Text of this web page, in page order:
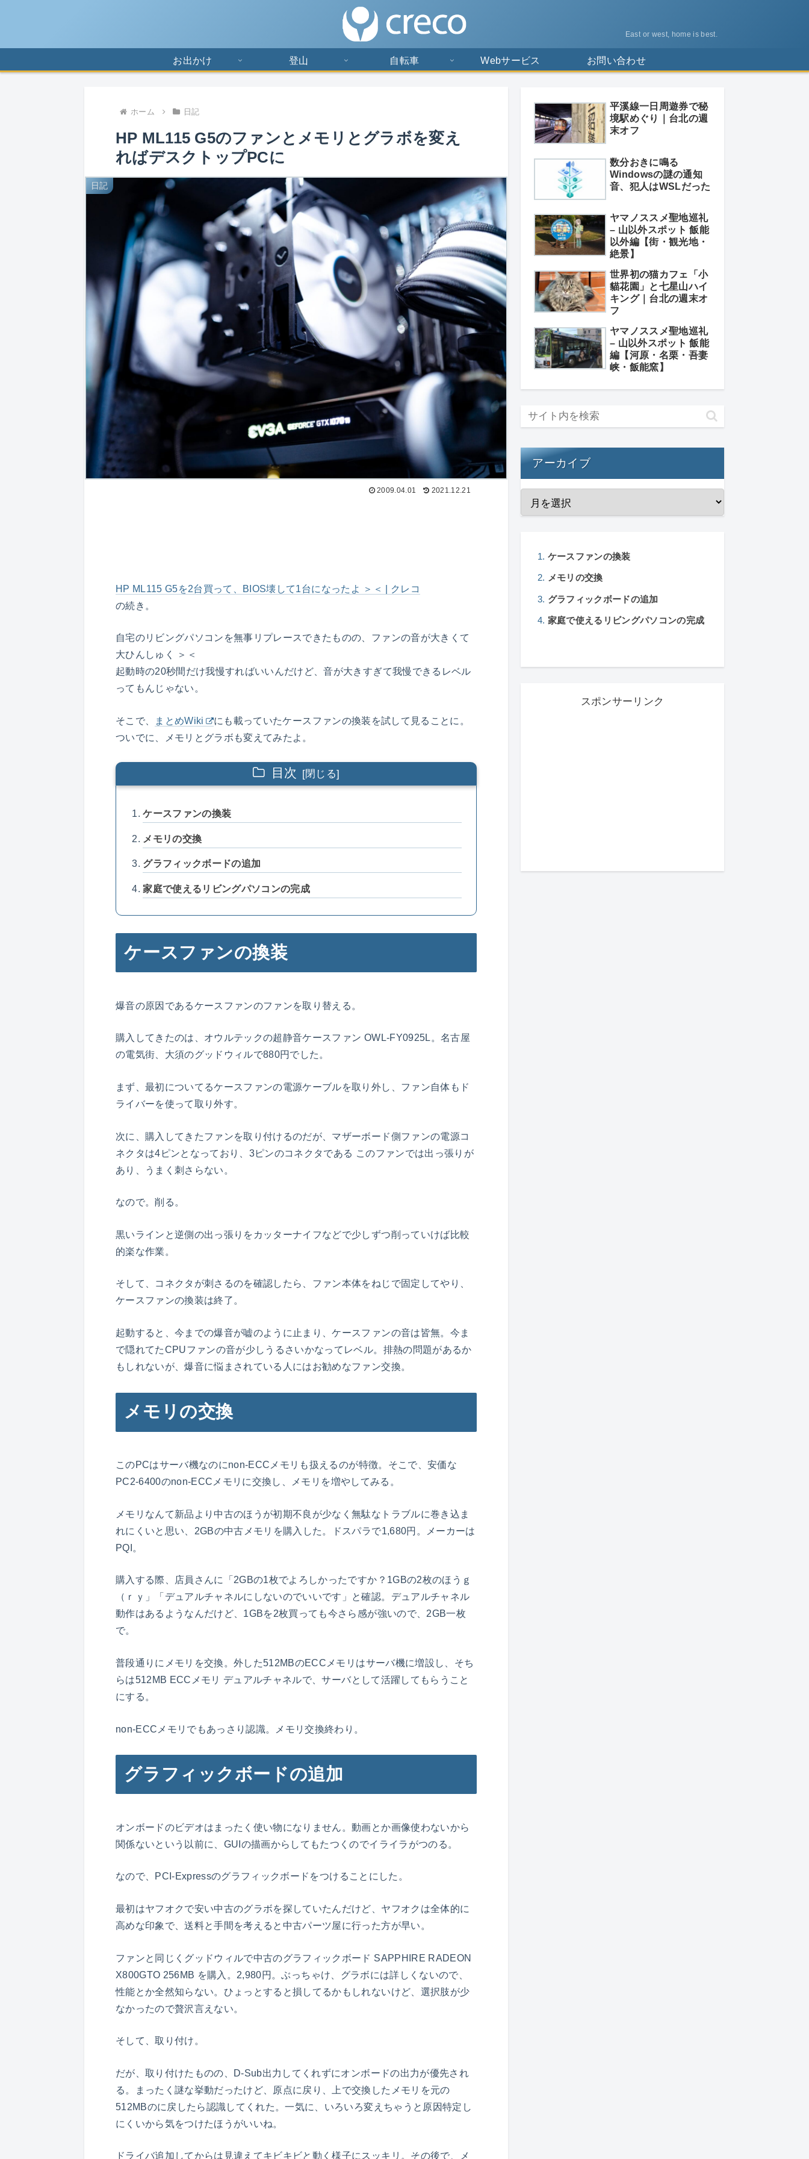
East or west, home is best.
お出かけ 登山 自転車 Webサービス お問い合わせ
ホーム 日記
HP ML115 G5のファンとメモリとグラボを変え
ればデスクトップPCに
日記
2009.04.01 2021.12.21
HP ML115 G5を2台買って、BIOS壊して1台になったよ ＞＜ | クレコ
の続き。
自宅のリビングパソコンを無事リプレースできたものの、ファンの音が大きくて
大ひんしゅく ＞＜
起動時の20秒間だけ我慢すればいいんだけど、音が大きすぎて我慢できるレベル
ってもんじゃない。
そこで、 まとめWiki
にも載っていたケースファンの換装を試して見ることに。
ついでに、メモリとグラボも変えてみたよ。
目次
ケースファンの換装
メモリの交換
グラフィックボードの追加
家庭で使えるリビングパソコンの完成
ケースファンの換装
爆音の原因であるケースファンのファンを取り替える。
購入してきたのは、オウルテックの超静音ケースファン OWL-FY0925L。名古屋
の電気街、大須のグッドウィルで880円でした。
まず、最初についてるケースファンの電源ケーブルを取り外し、ファン自体もド
ライバーを使って取り外す。
次に、購入してきたファンを取り付けるのだが、マザーボード側ファンの電源コ
ネクタは4ピンとなっており、3ピンのコネクタである このファンでは出っ張りが
あり、うまく刺さらない。
なので。削る。
黒いラインと逆側の出っ張りをカッターナイフなどで少しずつ削っていけば比較
的楽な作業。
そして、コネクタが刺さるのを確認したら、ファン本体をねじで固定してやり、
ケースファンの換装は終了。
起動すると、今までの爆音が嘘のように止まり、ケースファンの音は皆無。今ま
で隠れてたCPUファンの音が少しうるさいかなってレベル。排熱の問題があるか
もしれないが、爆音に悩まされている人にはお勧めなファン交換。
メモリの交換
このPCはサーバ機なのにnon-ECCメモリも扱えるのが特徴。そこで、安価な
PC2-6400のnon-ECCメモリに交換し、メモリを増やしてみる。
メモリなんて新品より中古のほうが初期不良が少なく無駄なトラブルに巻き込ま
れにくいと思い、2GBの中古メモリを購入した。ドスパラで1,680円。メーカーは
PQI。
購入する際、店員さんに「2GBの1枚でよろしかったですか？1GBの2枚のほうｇ
（ｒｙ」「デュアルチャネルにしないのでいいです」と確認。デュアルチャネル
動作はあるようなんだけど、1GBを2枚買っても今さら感が強いので、2GB一枚
で。
普段通りにメモリを交換。外した512MBのECCメモリはサーバ機に増設し、そち
らは512MB ECCメモリ デュアルチャネルで、サーバとして活躍してもらうこと
にする。
non-ECCメモリでもあっさり認識。メモリ交換終わり。
グラフィックボードの追加
オンボードのビデオはまったく使い物になりません。動画とか画像使わないから
関係ないという以前に、GUIの描画からしてもたつくのでイライラがつのる。
なので、PCI-Expressのグラフィックボードをつけることにした。
最初はヤフオクで安い中古のグラボを探していたんだけど、ヤフオクは全体的に
高めな印象で、送料と手間を考えると中古パーツ屋に行った方が早い。
ファンと同じくグッドウィルで中古のグラフィックボード SAPPHIRE RADEON
X800GTO 256MB を購入。2,980円。ぶっちゃけ、グラボには詳しくないので、
性能とか全然知らない。ひょっとすると損してるかもしれないけど、選択肢が少
なかったので贅沢言えない。
そして、取り付け。
だが、取り付けたものの、D-Sub出力してくれずにオンボードの出力が優先され
る。まったく謎な挙動だったけど、原点に戻り、上で交換したメモリを元の
512MBのに戻したら認識してくれた。一気に、いろいろ変えちゃうと原因特定し
にくいから気をつけたほうがいいね。
ドライバ追加してからは見違えてキビキビと動く様子にスッキリ。その後で、メ
平溪線一日周遊券で秘
境駅めぐり｜台北の週
末オフ
数分おきに鳴る
Windowsの謎の通知
音、犯人はWSLだった
ヤマノススメ聖地巡礼
– 山以外スポット 飯能
以外編【街・観光地・
絶景】
世界初の猫カフェ「小
貓花園」と七星山ハイ
キング｜台北の週末オ
フ
ヤマノススメ聖地巡礼
– 山以外スポット 飯能
編【河原・名栗・吾妻
峡・飯能窯】
アーカイブ
ケースファンの換装
メモリの交換
グラフィックボードの追加
家庭で使えるリビングパソコンの完成
スポンサーリンク